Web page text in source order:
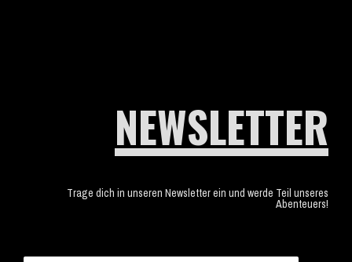
NEWSLETTER
Trage dich in unseren Newsletter ein und werde Teil unseres
Abenteuers!